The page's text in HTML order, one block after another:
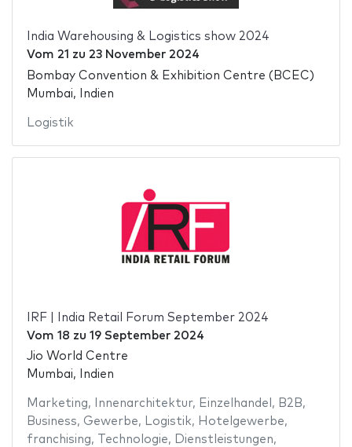
India Warehousing & Logistics show 2024
Vom 21 zu 23 November 2024
Bombay Convention & Exhibition Centre (BCEC)
Mumbai, Indien
Logistik
IRF | India Retail Forum September 2024
Vom 18 zu 19 September 2024
Jio World Centre
Mumbai, Indien
Marketing, Innenarchitektur, Einzelhandel , B2B,
Business, Gewerbe, Logistik, Hotelgewerbe,
franchising, Technologie, Dienstleistungen,